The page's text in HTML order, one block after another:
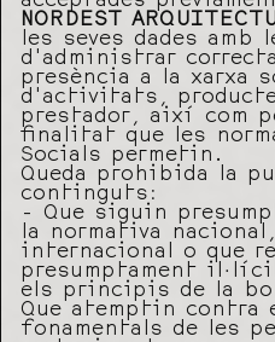
NORDEST
les seves dades
d’administrar
presència a la xarxa
d’activitats,
prestador, així com
finalitat que les
Socials permetin.
Queda prohibida la
continguts:
– Que siguin
la normativa
internacional o que
presumptament
els principis de la
Que atemptin contra
fonamentals de les